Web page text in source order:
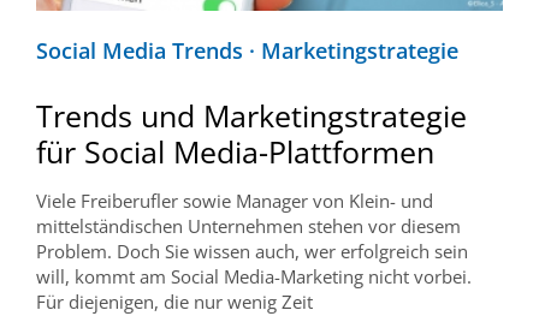
Social Media Trends · Marketingstrategie
Trends und Marketingstrategie
für Social Media-Plattformen
Viele Freiberufler sowie Manager von Klein- und
mittelständischen Unternehmen stehen vor diesem
Problem. Doch Sie wissen auch, wer erfolgreich sein
will, kommt am Social Media-Marketing nicht vorbei.
Für diejenigen, die nur wenig Zeit